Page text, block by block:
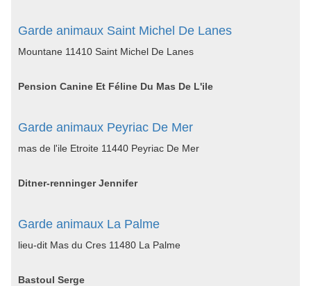
Garde animaux Saint Michel De Lanes
Mountane 11410 Saint Michel De Lanes
Pension Canine Et Féline Du Mas De L'ile
Garde animaux Peyriac De Mer
mas de l'ile Etroite 11440 Peyriac De Mer
Ditner-renninger Jennifer
Garde animaux La Palme
lieu-dit Mas du Cres 11480 La Palme
Bastoul Serge